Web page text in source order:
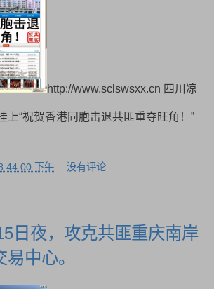
http://www.sclswsxx.cn 四川凉
上“祝贺香港同胞击退共匪重夺旺角！”
下午 没有评论:
日夜，攻克共匪重庆南岸
中心。